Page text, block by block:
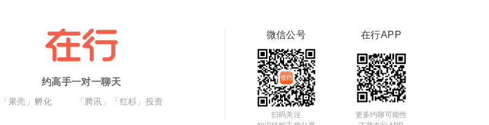
约高手一对一聊天
「果壳」孵化 「腾讯」「红杉」投资
微信公号
扫码关注
在行APP
更多约聊可能性